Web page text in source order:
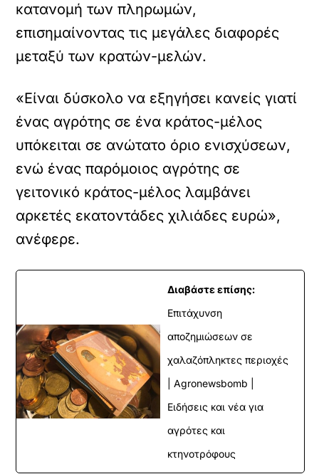
κατανομή των πληρωμών,
επισημαίνοντας τις μεγάλες διαφορές
μεταξύ των κρατών-μελών.
«Είναι δύσκολο να εξηγήσει κανείς γιατί
ένας αγρότης σε ένα κράτος-μέλος
υπόκειται σε ανώτατο όριο ενισχύσεων,
ενώ ένας παρόμοιος αγρότης σε
γειτονικό κράτος-μέλος λαμβάνει
αρκετές εκατοντάδες χιλιάδες ευρώ»,
ανέφερε.
Διαβάστε επίσης:
Επιτάχυνση
αποζημιώσεων σε
χαλαζόπληκτες περιοχές
| Agronewsbomb |
Ειδήσεις και νέα για
αγρότες και
κτηνοτρόφους